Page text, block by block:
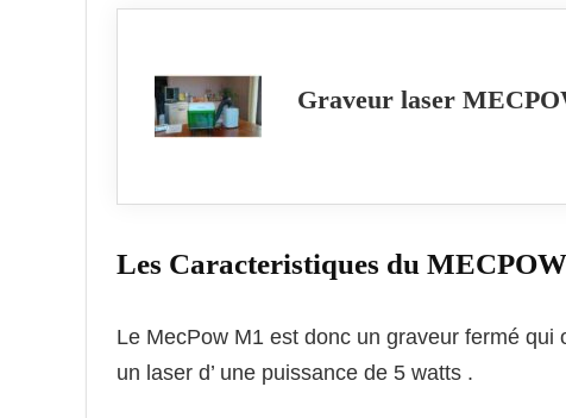
Graveur laser
Les Caracteristiques du
Le MecPow M1 est donc un graveur fermé
un laser d’ une puissance de 5 watts .